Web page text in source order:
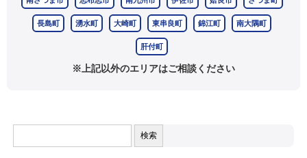
長島町 湧水町 大崎町 東串良町 錦江町 南大隅町
肝付町
※上記以外のエリアはご相談ください
索: